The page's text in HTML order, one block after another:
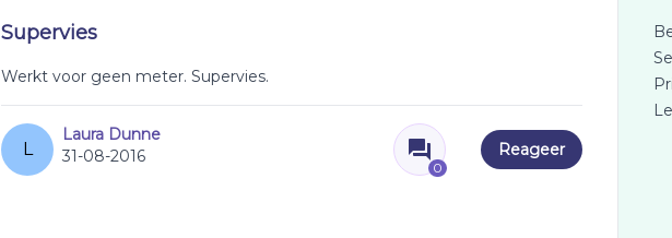
Supervies
Werkt voor geen meter. Supervies.
L
Laura Dunne
31-08-2016
0
Reageer